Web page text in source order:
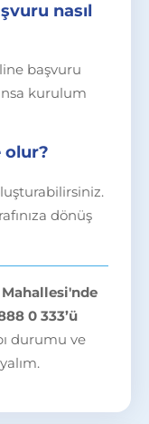
nasıl
başvuru
kurulum
olur?
dönüş
0 333’ü
durumu ve